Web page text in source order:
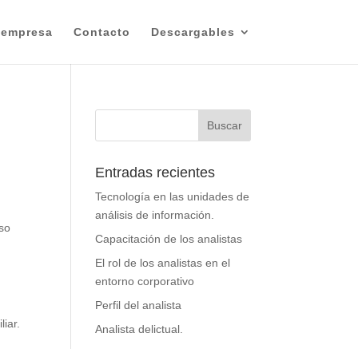
Contacto Descargables
Entradas recientes
Tecnología en las unidades de
análisis de información.
Capacitación de los analistas
El rol de los analistas en el
entorno corporativo
Perfil del analista
Analista delictual.